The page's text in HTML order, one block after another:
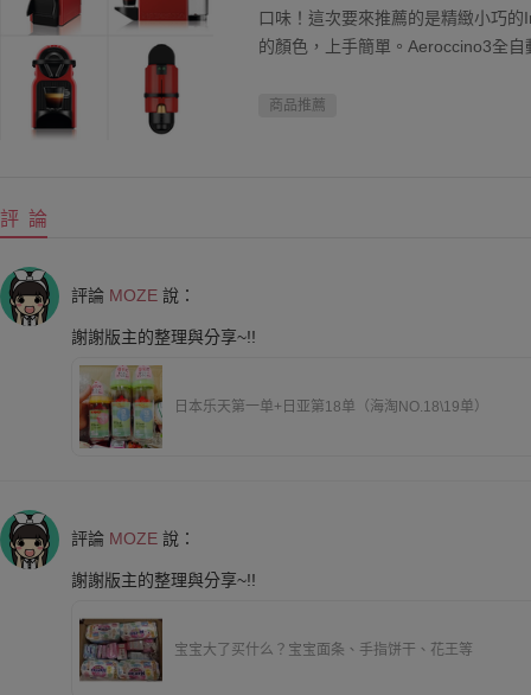
口味！這次要來推薦的是精緻小巧
的顏色，上手簡單。Aeroccino3全
奶...
商品推薦
評 論
評論 MOZE 說：
謝謝版主的整理與分享~!!
日本乐天第一单+日亚第18单（海淘NO.18\19单）
評論 MOZE 說：
謝謝版主的整理與分享~!!
宝宝大了买什么？宝宝面条、手指饼干、花王等